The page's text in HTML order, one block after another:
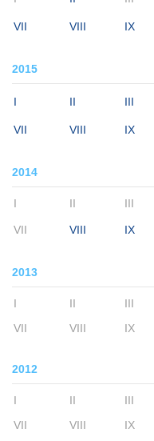
VII VIII IX
2015
I II III
VII VIII IX
2014
I II III
VII VIII IX
2013
I II III
VII
VIII IX
2012
I II III
VII
VIII IX